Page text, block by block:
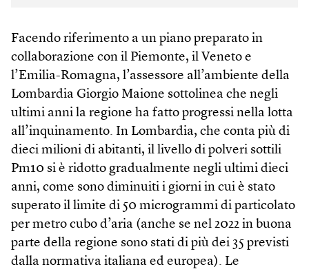
Facendo riferimento a un piano preparato in
collaborazione con il Piemonte, il Veneto e
l’Emilia-Romagna, l’assessore all’ambiente della
Lombardia Giorgio Maione sottolinea che negli
ultimi anni la regione ha fatto progressi nella lotta
all’inquinamento. In Lombardia, che conta più di
dieci milioni di abitanti, il livello di polveri sottili
Pm10 si è ridotto gradualmente negli ultimi dieci
anni, come sono diminuiti i giorni in cui è stato
superato il limite di 50 microgrammi di particolato
per metro cubo d’aria (anche se nel 2022 in buona
parte della regione sono stati di più dei 35 previsti
dalla normativa italiana ed europea). Le